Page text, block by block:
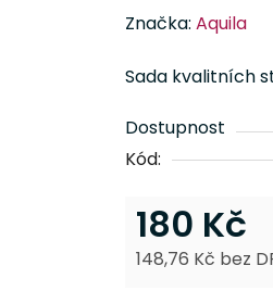
produktu
je
z
5
Značka: Aquila
Sada kvalitních
Dostupnost
Kód:
180 Kč
148,76 Kč bez